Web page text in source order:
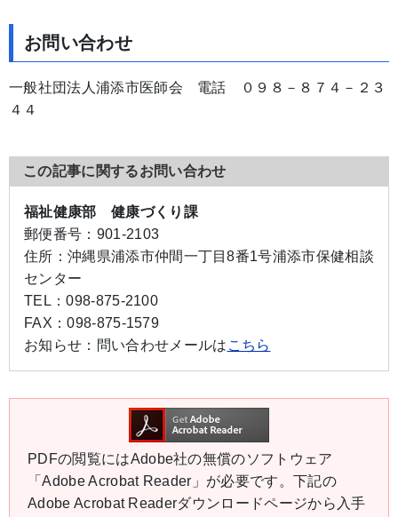
お問い合わせ
一般社団法人浦添市医師会 電話 ０９８－８７４－２３
４４
この記事に関するお問い合わせ
福祉健康部 健康づくり課
郵便番号： 901-2103
住所： 沖縄県浦添市仲間一丁目8番1号浦添市保健相談
センター
TEL：098-875-2100
FAX：098-875-1579
お知らせ： 問い合わせメールは こちら
PDFの閲覧にはAdobe社の無償のソフトウェア
「Adobe Acrobat Reader」が必要です。下記の
Adobe Acrobat Readerダウンロードページから入手